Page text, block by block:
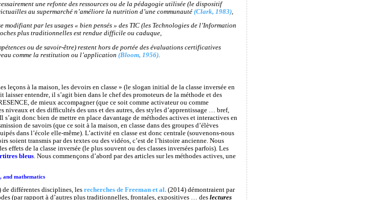
une refonte des ressources ou de la pédagogie utilisée (le dispositif
au supermarché n’améliore la nutrition d’une communauté (Clark, 1983),
modifiant par les usages « bien pensés » des TIC (les Technologies de l’Information
plus traditionnelles est rendue difficile ou caduque,
ou de savoir-être) restent hors de portée des évaluations certificatives
comme la restitution ou l’application (Bloom, 1956).
leçons à la maison, les devoirs en classe » (le slogan initial de la classe inversée en
laisser entendre, il s’agit bien dans le chef des promoteurs de la méthode et des
de mieux accompagner (que ce soit comme activateur ou comme
niveaux et des difficultés des uns et des autres, des styles d’apprentissage … bref,
s’agit donc bien de mettre en place davantage de méthodes actives et interactives en
de savoirs (que ce soit à la maison, en classe dans des groupes d’élèves
dans l’école elle-même). L’activité en classe est donc centrale (souvenons-nous
soient transmis par des textes ou des vidéos, c’est de l’histoire ancienne. Nous
effets de la classe inversée (le plus souvent ou des classes inversées parfois). Les
bleus. Nous commençons d’abord par des articles sur les méthodes actives, une
and mathematics
de différentes disciplines, les recherches de Freeman et al.(2014) démontraient par
(par rapport à d’autres plus traditionnelles, frontales, expositives … des lectures